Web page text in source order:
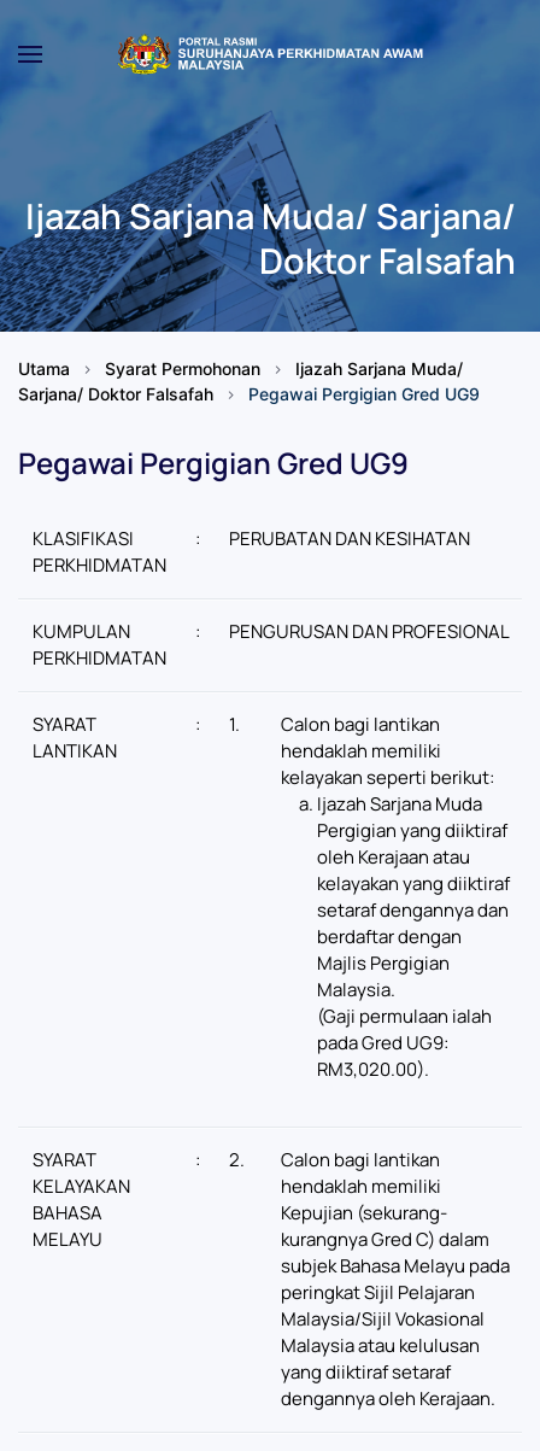
Skip to main content
Ijazah Sarjana Muda/ Sarjana/
Doktor Falsafah
Utama Syarat Permohonan
Ijazah Sarjana Muda/
Sarjana/ Doktor Falsafah
Pegawai Pergigian Gred UG9
Pegawai Pergigian Gred UG9
KLASIFIKASI
PERKHIDMATAN
: PERUBATAN DAN KESIHATAN
KUMPULAN
PERKHIDMATAN
: PENGURUSAN DAN PROFESIONAL
SYARAT
LANTIKAN
: 1.
Calon bagi lantikan
hendaklah memiliki
kelayakan seperti berikut:
Ijazah Sarjana Muda
Pergigian yang diiktiraf
oleh Kerajaan atau
kelayakan yang diiktiraf
setaraf dengannya dan
berdaftar dengan
Majlis Pergigian
Malaysia.
(Gaji permulaan ialah
pada Gred UG9:
RM3,020.00).
SYARAT
KELAYAKAN
BAHASA
MELAYU
: 2.
Calon bagi lantikan
hendaklah memiliki
Kepujian (sekurang-
kurangnya Gred C) dalam
subjek Bahasa Melayu pada
peringkat Sijil Pelajaran
Malaysia/Sijil Vokasional
Malaysia atau kelulusan
yang diiktiraf setaraf
dengannya oleh Kerajaan.